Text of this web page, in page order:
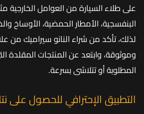
على طلاء السيارة من العوامل
البنفسجية، الأمطار الحمضية، الأوساخ
لذلك، تأكد من شراء النانو سيراميك من
وموثوقة، وابتعد عن المنتجات المقلدة
المطلوبة أو تتلاشى بسرعة.
التطبيق الإحترافي للحصول على